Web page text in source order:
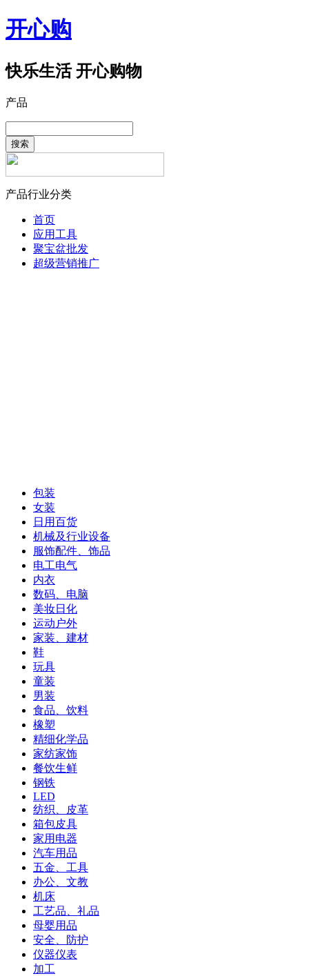
开心购
快乐生活 开心购物
产品
搜索
产品行业分类
首页
应用工具
聚宝盆批发
超级营销推广
包装
女装
日用百货
机械及行业设备
服饰配件、饰品
电工电气
内衣
数码、电脑
美妆日化
运动户外
家装、建材
鞋
玩具
童装
男装
食品、饮料
橡塑
精细化学品
家纺家饰
餐饮生鲜
钢铁
LED
纺织、皮革
箱包皮具
家用电器
汽车用品
五金、工具
办公、文教
机床
工艺品、礼品
母婴用品
安全、防护
仪器仪表
加工